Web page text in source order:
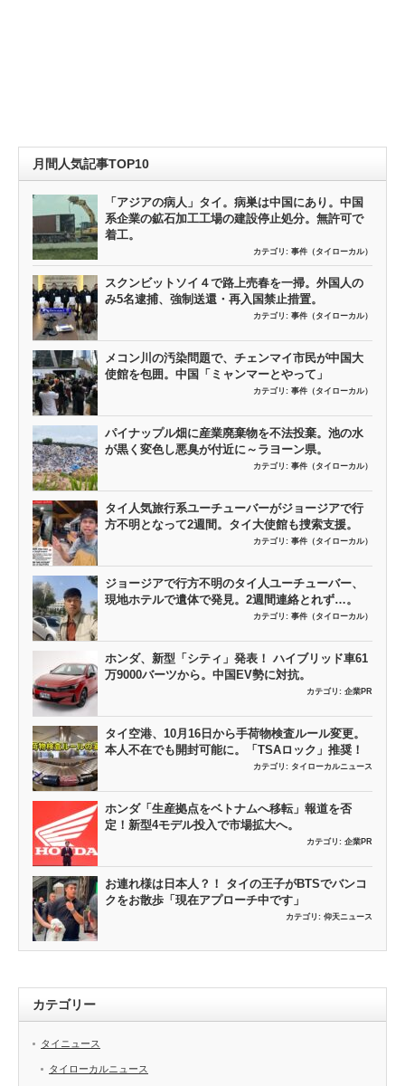
月間人気記事TOP10
「アジアの病人」タイ。病巣は中国にあり。中国
系企業の鉱石加工工場の建設停止処分。無許可で
着工。
カテゴリ: 事件（タイローカル）
スクンビットソイ４で路上売春を一掃。外国人の
み5名逮捕、強制送還・再入国禁止措置。
カテゴリ: 事件（タイローカル）
メコン川の汚染問題で、チェンマイ市民が中国大
使館を包囲。中国「ミャンマーとやって」
カテゴリ: 事件（タイローカル）
パイナップル畑に産業廃棄物を不法投棄。池の水
が黒く変色し悪臭が付近に～ラヨーン県。
カテゴリ: 事件（タイローカル）
タイ人気旅行系ユーチューバーがジョージアで行
方不明となって2週間。タイ大使館も捜索支援。
カテゴリ: 事件（タイローカル）
ジョージアで行方不明のタイ人ユーチューバー、
現地ホテルで遺体で発見。2週間連絡とれず…。
カテゴリ: 事件（タイローカル）
ホンダ、新型「シティ」発表！ ハイブリッド車61
万9000バーツから。中国EV勢に対抗。
カテゴリ: 企業PR
タイ空港、10月16日から手荷物検査ルール変更。
本人不在でも開封可能に。「TSAロック」推奨！
カテゴリ: タイローカルニュース
ホンダ「生産拠点をベトナムへ移転」報道を否
定！新型4モデル投入で市場拡大へ。
カテゴリ: 企業PR
お連れ様は日本人？！ タイの王子がBTSでバンコ
クをお散歩「現在アプローチ中です」
カテゴリ: 仰天ニュース
カテゴリー
タイニュース
タイローカルニュース